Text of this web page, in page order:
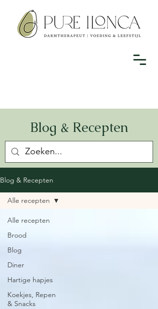
Blog & Recepten
Blog & Recepten
Alle recepten
Brood
Blog
Diner
Hartige hapjes
Koekjes, Repen
& Snacks
Alle recepten